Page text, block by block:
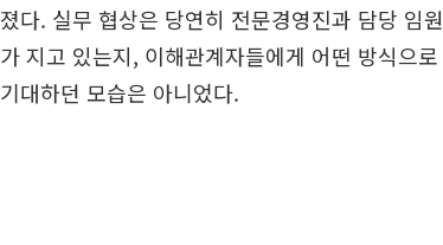
졌다. 실무 협상은 당연히 전문경영진과 담당 임
가 지고 있는지, 이해관계자들에게 어떤 방식으
기대하던 모습은 아니었다.